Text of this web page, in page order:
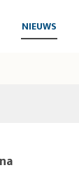
NIEUWS